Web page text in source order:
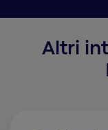
Altri